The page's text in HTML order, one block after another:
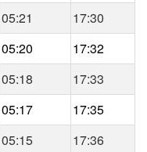
05:21
17:30
05:20
17:32
05:18
17:33
05:17
17:35
05:15 17:36